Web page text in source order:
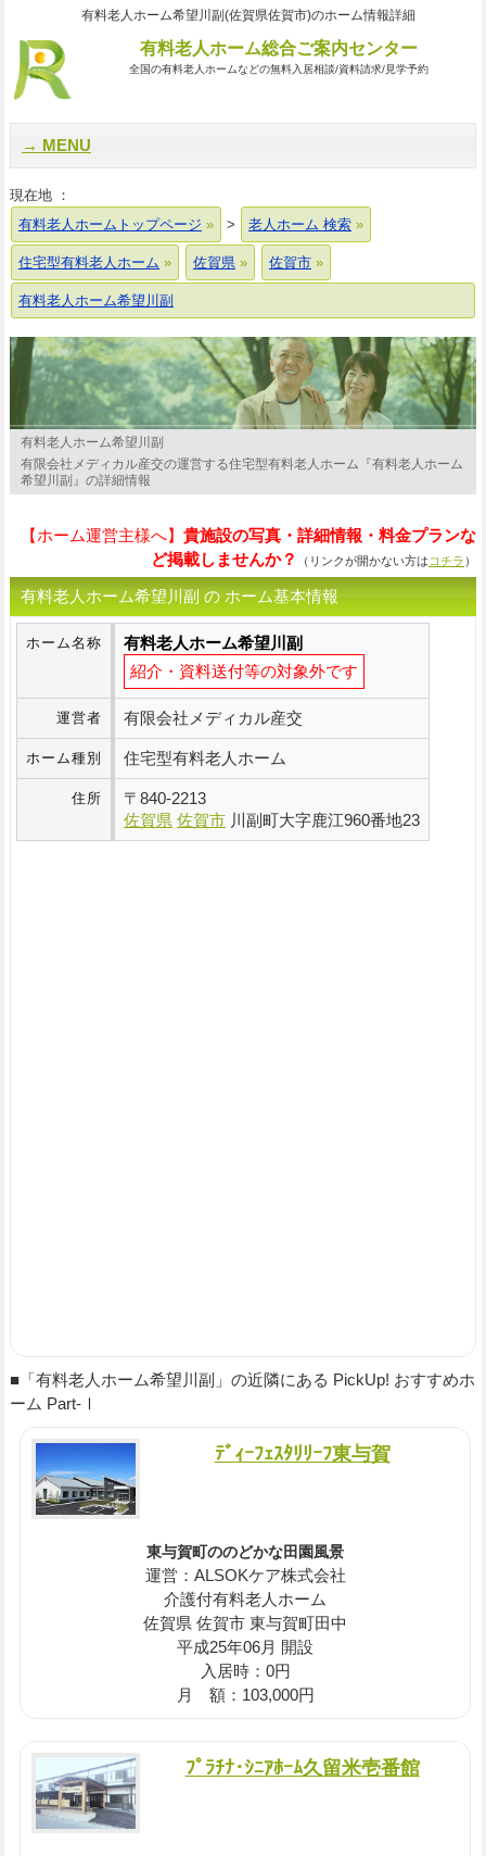
有料老人ホーム希望川副(佐賀県佐賀市)のホーム情報詳細
有料老人ホーム総合ご案内センター
全国の有料老人ホームなどの無料入居相談/資料請求/見学予約
MENU
現在地 ：
有料老人ホームトップページ
> 老人ホーム 検索
住宅型有料老人ホーム 佐賀県 佐賀市
有料老人ホーム希望川副
有料老人ホーム希望川副
有限会社メディカル産交の運営する住宅型有料老人ホーム『有料老人ホーム
希望川副』の詳細情報
【ホーム運営主様へ】貴施設の写真・詳細情報・料金プランな
ど掲載しませんか？
（リンクが開かない方は コチラ ）
有料老人ホーム希望川副 の ホーム基本情報
ホーム名称
有料老人ホーム希望川副
紹介・資料送付等の対象外です
運営者 有限会社メディカル産交
ホーム種別 住宅型有料老人ホーム
住所 〒 840-2213
佐賀県 佐賀市 川副町大字鹿江960番地23
■「有料老人ホーム希望川副」の近隣にある PickUp! おすすめホ
ーム Part-Ⅰ
ﾃﾞｨｰﾌｪｽﾀﾘﾘｰﾌ東与賀
東与賀町ののどかな田園風景
運営：ALSOKケア株式会社
介護付有料老人ホーム
佐賀県 佐賀市 東与賀町田中
平成25年06月 開設
入居時：0円
月 額：103,000円
ﾌﾟﾗﾁﾅ･ｼﾆｱﾎｰﾑ久留米壱番館